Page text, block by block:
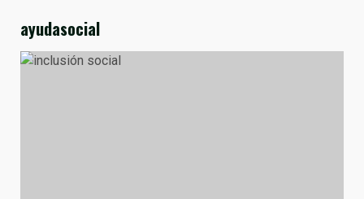
ayudasocial